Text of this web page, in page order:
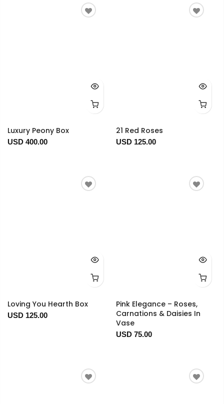
Luxury Peony Box
USD 400.00
21 Red Roses
USD 125.00
Loving You Hearth Box
USD 125.00
Pink Elegance – Roses,
Carnations & Daisies In
Vase
USD 75.00